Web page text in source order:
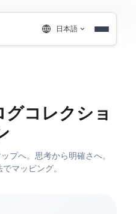
日本語
コレクショ
プへ。思考から明確さへ。
マッピング。